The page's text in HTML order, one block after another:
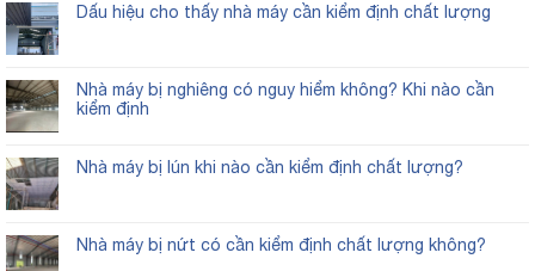
Dấu hiệu cho thấy nhà máy cần kiểm định chất lượng
Nhà máy bị nghiêng có nguy hiểm không? Khi nào cần
kiểm định
Nhà máy bị lún khi nào cần kiểm định chất lượng?
Nhà máy bị nứt có cần kiểm định chất lượng không?